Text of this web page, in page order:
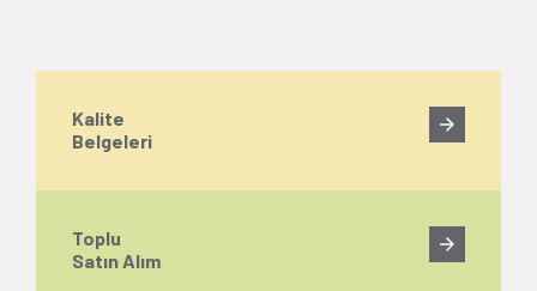
Kalite
Belgeleri
Toplu
Satın Alım